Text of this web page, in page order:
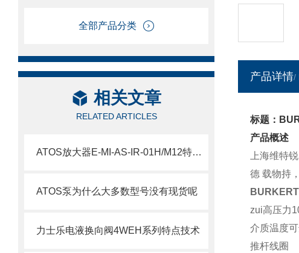
全部产品分类
相关文章
RELATED ARTICLES
ATOS放大器E-MI-AS-IR-01H/M12特点解析
ATOS泵为什么大多数型号没有现货呢
力士乐电液换向阀4WEH系列特点技术
产品详情/
标题：
产品概述
上海维特
德 载物持
zui高压力
介质温度
推杆线圈